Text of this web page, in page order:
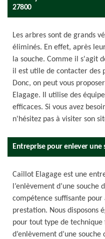
27800
Les arbres sont de grands
éliminés. En effet, après
la souche. Comme il s'agit
il est utile de contacter des
Donc, on peut vous
Elagage. Il utilise des
efficaces. Si vous avez
n'hésitez pas à visiter son
Entreprise pour enlever une
Caillot Elagage est une
l’enlèvement d’une souche
compétence suffisante
prestation. Nous disposons
pour tout type de technique
d’enlèvement d’une